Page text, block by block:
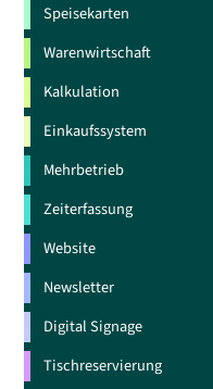
Speisekarten
Warenwirtschaft
Kalkulation
Einkaufssystem
Mehrbetrieb
Zeiterfassung
Website
Newsletter
Digital Signage
Tischreservierung